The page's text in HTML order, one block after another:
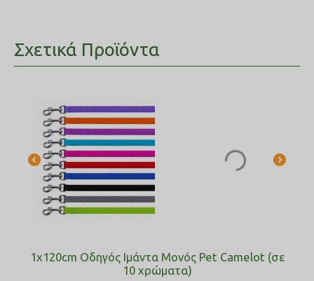
Σχετικά Προϊόντα
1x120cm Οδηγός Ιμάντα Μονός Pet Camelot (σε
10 χρώματα)